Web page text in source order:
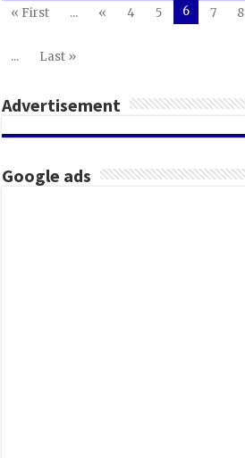
« First ... « 4 5 6 7 8
...
Last »
Advertisement
Google ads